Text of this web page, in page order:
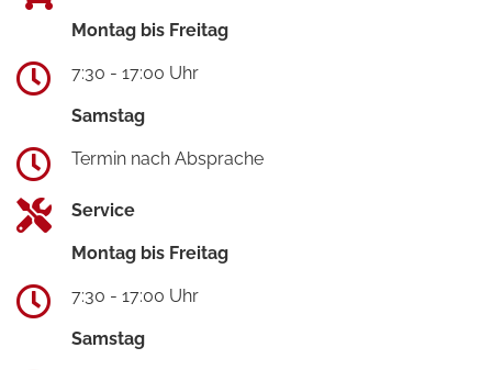
Montag bis Freitag
7:30 - 17:00 Uhr
Samstag
Termin nach Absprache
Service
Montag bis Freitag
7:30 - 17:00 Uhr
Samstag